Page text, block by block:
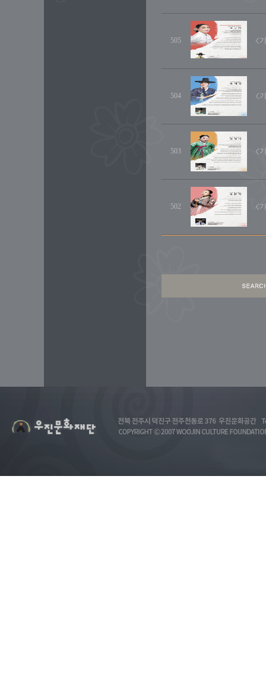
505 <
504 <
503 <
502 <